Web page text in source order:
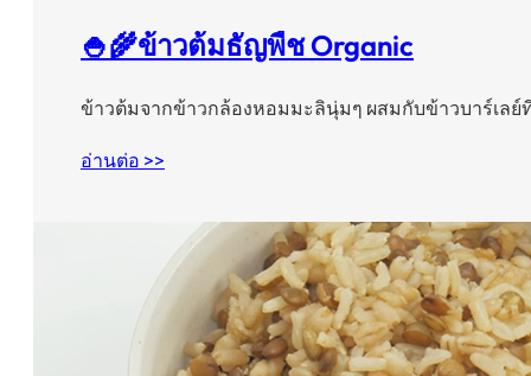
🍚🌾ข้าวต้มธัญพืช Organic
ข้าวต้มจากข้าวกล้องหอมมะลินุ่มๆ ผสมกับข้าวบาร์เล
อ่านต่อ >>